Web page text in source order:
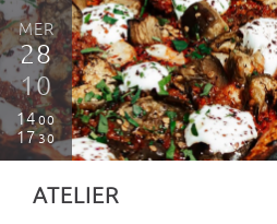
MER
28
10
1400
1730
ATELIER